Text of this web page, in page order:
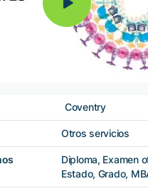
Coventry
Otros servicios
Diploma, Examen
Estado, Grado,